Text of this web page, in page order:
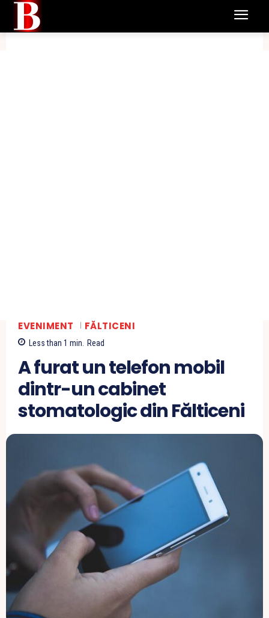
EVENIMENT FĂLTICENI
Less than 1 min. Read
A furat un telefon mobil
dintr-un cabinet
stomatologic din Fălticeni